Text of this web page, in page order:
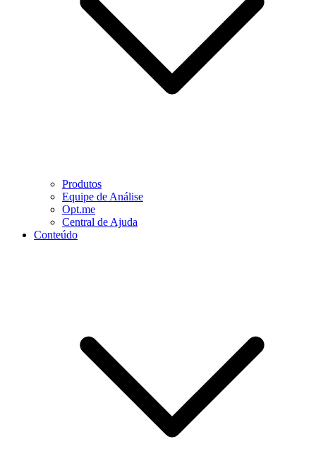
Produtos
Equipe de Análise
Opt.me
Central de Ajuda
Conteúdo